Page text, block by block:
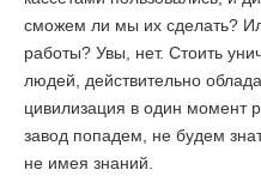
сможем ли мы их сделать?
работы? Увы, нет. Стоить
людей, действительно
цивилизация в один момент
завод попадем, не будем
не имея знаний.